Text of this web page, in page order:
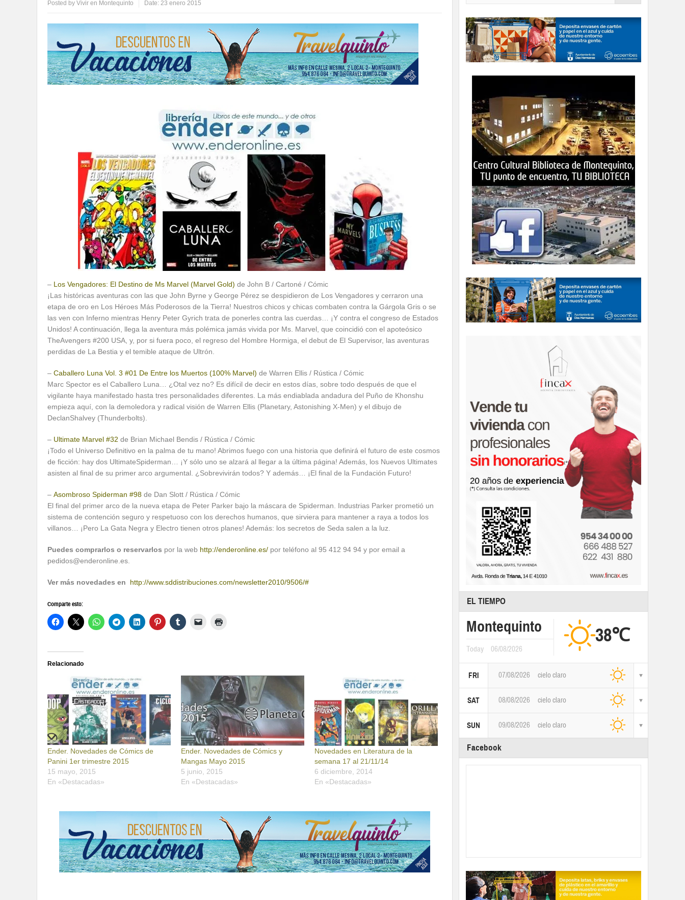
Posted by Vivir en Montequinto Date: 23 enero 2015
– Los Vengadores: El Destino de Ms Marvel (Marvel Gold) de John B / Cartoné / Cómic
¡Las históricas aventuras con las que John Byrne y George Pérez se despidieron de Los Vengadores y cerraron una
etapa de oro en Los Héroes Más Poderosos de la Tierra! Nuestros chicos y chicas combaten contra la Gárgola Gris o se
las ven con Inferno mientras Henry Peter Gyrich trata de ponerles contra las cuerdas… ¡Y contra el congreso de Estados
Unidos! A continuación, llega la aventura más polémica jamás vivida por Ms. Marvel, que coincidió con el apoteósico
TheAvengers #200 USA, y, por si fuera poco, el regreso del Hombre Hormiga, el debut de El Supervisor, las aventuras
perdidas de La Bestia y el temible ataque de Ultrón.
– Caballero Luna Vol. 3 #01 De Entre los Muertos (100% Marvel) de Warren Ellis / Rústica / Cómic
Marc Spector es el Caballero Luna… ¿Otal vez no? Es difícil de decir en estos días, sobre todo después de que el
vigilante haya manifestado hasta tres personalidades diferentes. La más endiablada andadura del Puño de Khonshu
empieza aquí, con la demoledora y radical visión de Warren Ellis (Planetary, Astonishing X-Men) y el dibujo de
DeclanShalvey (Thunderbolts).
– Ultimate Marvel #32 de Brian Michael Bendis / Rústica / Cómic
¡Todo el Universo Definitivo en la palma de tu mano! Abrimos fuego con una historia que definirá el futuro de este cosmos
de ficción: hay dos UltimateSpiderman… ¡Y sólo uno se alzará al llegar a la última página! Además, los Nuevos Ultimates
asisten al final de su primer arco argumental. ¿Sobrevivirán todos? Y además… ¡El final de la Fundación Futuro!
– Asombroso Spiderman #98 de Dan Slott / Rústica / Cómic
El final del primer arco de la nueva etapa de Peter Parker bajo la máscara de Spiderman. Industrias Parker prometió un
sistema de contención seguro y respetuoso con los derechos humanos, que sirviera para mantener a raya a todos los
villanos… ¡Pero La Gata Negra y Electro tienen otros planes! Además: los secretos de Seda salen a la luz.
Puedes comprarlos o reservarlos por la web http://enderonline.es/ por teléfono al 95 412 94 94 y por email a
pedidos@enderonline.es.
Ver más novedades en http://www.sddistribuciones.com/newsletter2010/9506/#
Comparte esto:
Relacionado
Ender. Novedades de Cómics de
Panini 1er trimestre 2015
15 mayo, 2015
En «Destacadas»
Ender. Novedades de Cómics y
Mangas Mayo 2015
5 junio, 2015
En «Destacadas»
Novedades en Literatura de la
semana 17 al 21/11/14
6 diciembre, 2014
En «Destacadas»
EL TIEMPO
Montequinto
Today 06/08/2026
38℃
FRI 07/08/2026 cielo claro
SAT 08/08/2026 cielo claro
SUN 09/08/2026 cielo claro
Facebook